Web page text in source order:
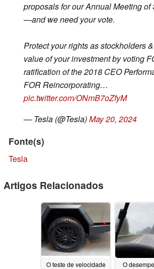
proposals for our Annual Meeting of
—and we need your vote.
Protect your rights as stockholders
value of your investment by voting
ratification of the 2018 CEO
FOR Reincorporating…
pic.twitter.com/ONmB7oZfyM
— Tesla (@Tesla)May 20, 2024
Fonte(s)
Tesla
Artigos Relacionados
O teste de velocidade
O